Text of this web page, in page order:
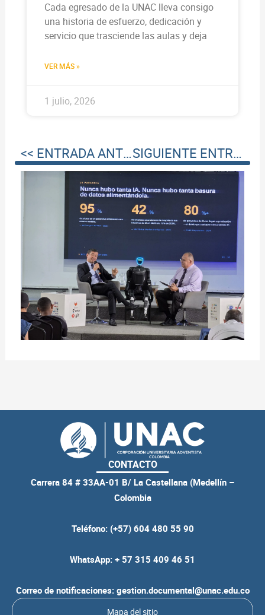
Cada egresado de la UNAC lleva consigo
una historia de esfuerzo, dedicación y
servicio que trasciende las aulas y deja
VER MÁS »
1 julio, 2026
<< ENTRADA ANTERIOR SIGUIENTE ENTRADA >>
CONTACTO
Carrera 84 # 33AA-01 B/ La Castellana (Medellín –
Colombia
Teléfono: (+57) 604 480 55 90
WhatsApp: + 57 315 409 46 51
Correo de notificaciones: gestion.documental@unac.edu.co
Mapa del sitio